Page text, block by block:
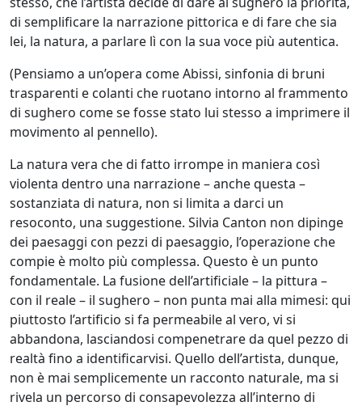
Gastone
Cecconello
Marco
Ciani
Sergio
Colussa
Fabio
Colussi
Marco
Creatini
di semplificare la narrazione pittorica e di fare che sia
lei, la natura, a parlare lì con la sua voce più autentica.
(Pensiamo a un’opera come Abissi, sinfonia di bruni
trasparenti e colanti che ruotano intorno al frammento
di sughero come se fosse stato lui stesso a imprimere il
movimento al pennello).
La natura vera che di fatto irrompe in maniera così
violenta dentro una narrazione – anche questa –
sostanziata di natura, non si limita a darci un
resoconto, una suggestione. Silvia Canton non dipinge
dei paesaggi con pezzi di paesaggio, l’operazione che
compie è molto più complessa. Questo è un punto
fondamentale. La fusione dell’artificiale – la pittura –
con il reale – il sughero – non punta mai alla mimesi: qui
piuttosto l’artificio si fa permeabile al vero, vi si
abbandona, lasciandosi compenetrare da quel pezzo di
realtà fino a identificarvisi. Quello dell’artista, dunque,
non è mai semplicemente un racconto naturale, ma si
rivela un percorso di consapevolezza all’interno di